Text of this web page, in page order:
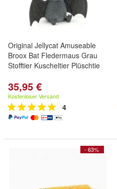
Original Jellycat Amuseable
Broox Bat Fledermaus Grau
Stofftier Kuscheltier Plüschtie
35,95 €
Kostenloser Versand
4
- 63%